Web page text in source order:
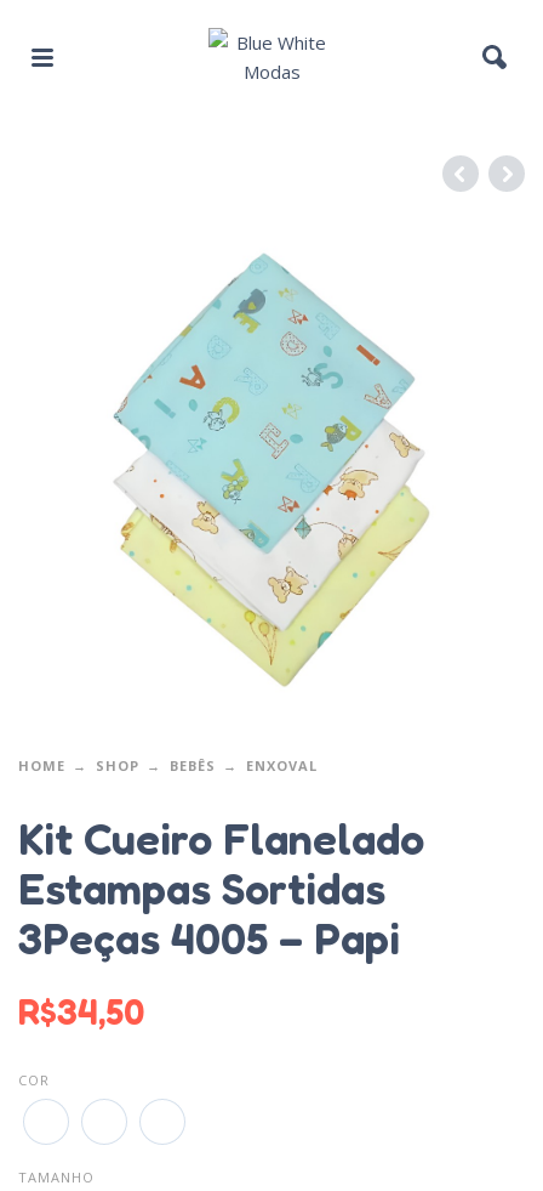
HOME SHOP BEBÊS ENXOVAL
Kit Cueiro Flanelado
Estampas Sortidas
3Peças 4005 – Papi
R$34,50
COR
TAMANHO